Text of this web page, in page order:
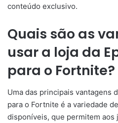
conteúdo exclusivo.
Quais são as
usar a loja da
para o Fortnite?
Uma das principais vantagens
para o Fortnite é a variedade
disponíveis, que permitem aos